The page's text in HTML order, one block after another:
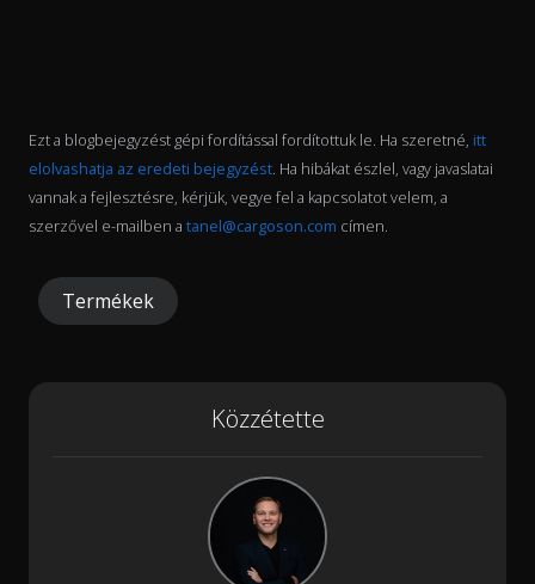
Ezt a blogbejegyzést gépi fordítással fordítottuk le. Ha szeretné, itt
elolvashatja az eredeti bejegyzést. Ha hibákat észlel, vagy javaslatai
vannak a fejlesztésre, kérjük, vegye fel a kapcsolatot velem, a
szerzővel e-mailben a tanel@cargoson.com címen.
Termékek
Közzétette